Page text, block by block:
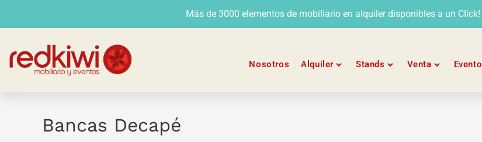
Más de 3000 elementos de mobiliario en alquiler disponibles a un Click!
Nosotros Alquiler Stands Venta Evento
Bancas Decapé